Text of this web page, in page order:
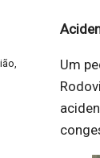
,
Um